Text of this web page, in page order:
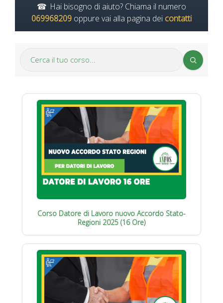
Hai bisogno di aiuto? Chiama il numero
069968209 oppure vai alla pagina dei contatti
Corso Datore di Lavoro nuovo Accordo Stato-
Regioni 2025 (16 Ore)